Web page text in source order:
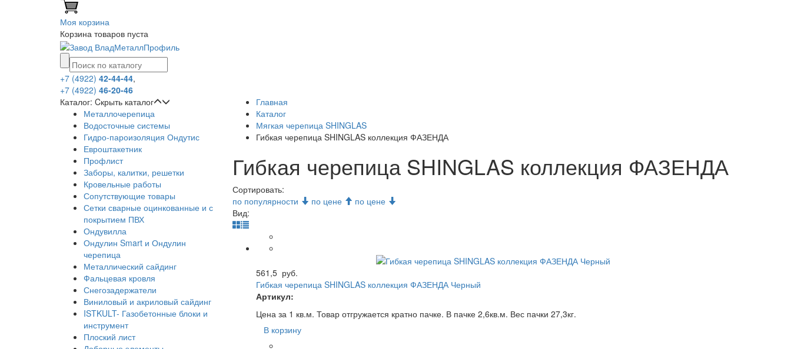
Моя корзина
Корзина товаров пуста
+7 (4922) 42-44-44,
+7 (4922) 46-20-46
Каталог: Cкрыть каталог
Металлочерепица
Водосточные системы
Гидро-пароизоляция Ондутис
Евроштакетник
Профлист
Заборы, калитки, решетки
Кровельные работы
Сопутствующие товары
Сетки сварные оцинкованные и с
покрытием ПВХ
Ондувилла
Ондулин Smart и Ондулин
черепица
Металлический сайдинг
Фальцевая кровля
Снегозадержатели
Виниловый и акриловый сайдинг
ISTKULT- Газобетонные блоки и
инструмент
Плоский лист
Главная
Каталог
Мягкая черепица SHINGLAS
Гибкая черепица SHINGLAS коллекция ФАЗЕНДА
Гибкая черепица SHINGLAS коллекция ФАЗЕНДА
Сортировать:
по популярности
по цене
по цене
Вид:
561,5 руб.
Гибкая черепица SHINGLAS коллекция ФАЗЕНДА Черный
Артикул:
Цена за 1 кв.м. Товар отгружается кратно пачке. В пачке 2,6кв.м. Вес пачки 27,3кг.
В корзину